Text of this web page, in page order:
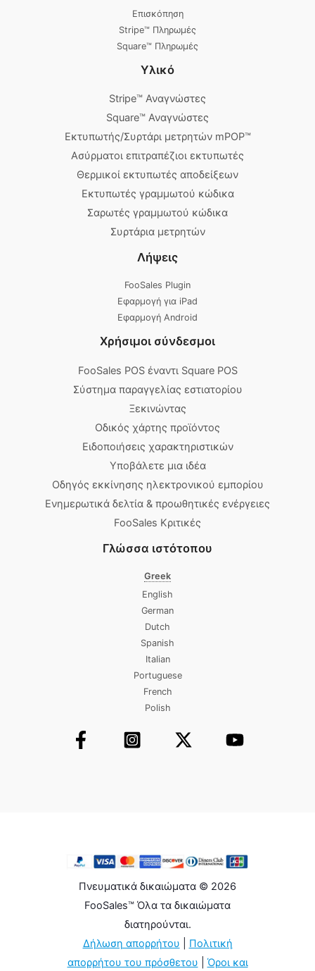
Επισκόπηση
Stripe™ Πληρωμές
Square™ Πληρωμές
Υλικό
Stripe™ Αναγνώστες
Square™ Αναγνώστες
Εκτυπωτής/Συρτάρι μετρητών mPOP™
Ασύρματοι επιτραπέζιοι εκτυπωτές
Θερμικοί εκτυπωτές αποδείξεων
Εκτυπωτές γραμμωτού κώδικα
Σαρωτές γραμμωτού κώδικα
Συρτάρια μετρητών
Λήψεις
FooSales Plugin
Εφαρμογή για iPad
Εφαρμογή Android
Χρήσιμοι σύνδεσμοι
FooSales POS έναντι Square POS
Σύστημα παραγγελίας εστιατορίου
Ξεκινώντας
Οδικός χάρτης προϊόντος
Ειδοποιήσεις χαρακτηριστικών
Υποβάλετε μια ιδέα
Οδηγός εκκίνησης ηλεκτρονικού εμπορίου
Ενημερωτικά δελτία & προωθητικές ενέργειες
FooSales Κριτικές
Γλώσσα ιστότοπου
Greek
English
German
Dutch
Spanish
Italian
Portuguese
French
Polish
Πνευματικά δικαιώματα © 2026
FooSales™ Όλα τα δικαιώματα
διατηρούνται.
Δήλωση απορρήτου
Πολιτική
απορρήτου του πρόσθετου
Όροι και